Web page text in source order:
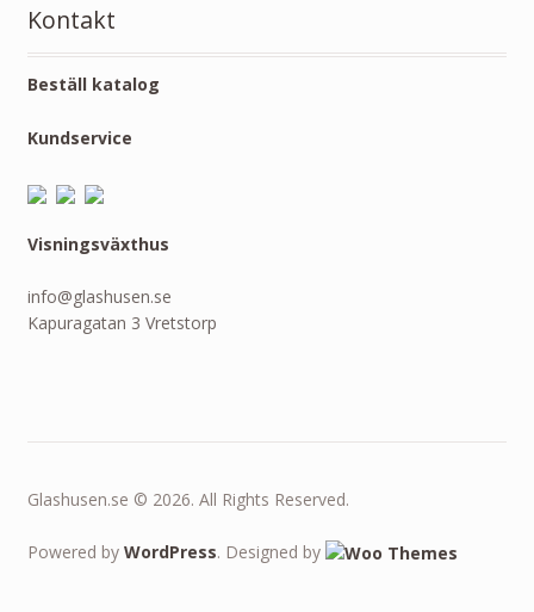
Kontakt
Beställ katalog
Kundservice
Visningsväxthus
info@glashusen.se
Kapuragatan 3 Vretstorp
Glashusen.se © 2026. All Rights Reserved.
Powered by WordPress. Designed by